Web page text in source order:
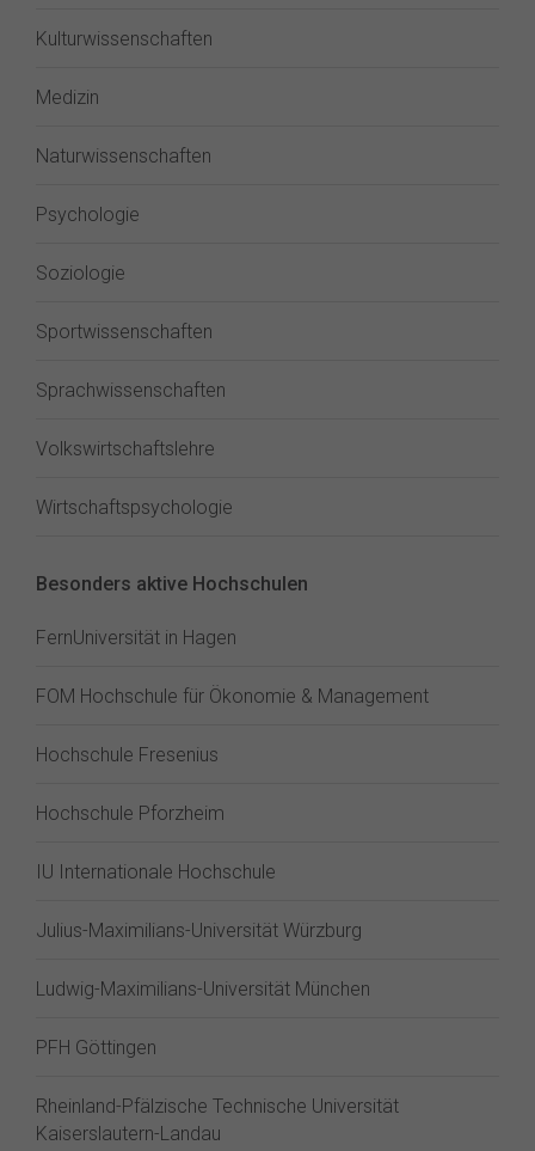
Kulturwissenschaften
Medizin
Naturwissenschaften
Psychologie
Soziologie
Sportwissenschaften
Sprachwissenschaften
Volkswirtschaftslehre
Wirtschaftspsychologie
Besonders aktive Hochschulen
FernUniversität in Hagen
FOM Hochschule für Ökonomie & Management
Hochschule Fresenius
Hochschule Pforzheim
IU Internationale Hochschule
Julius-Maximilians-Universität Würzburg
Ludwig-Maximilians-Universität München
PFH Göttingen
Rheinland-Pfälzische Technische Universität
Kaiserslautern-Landau